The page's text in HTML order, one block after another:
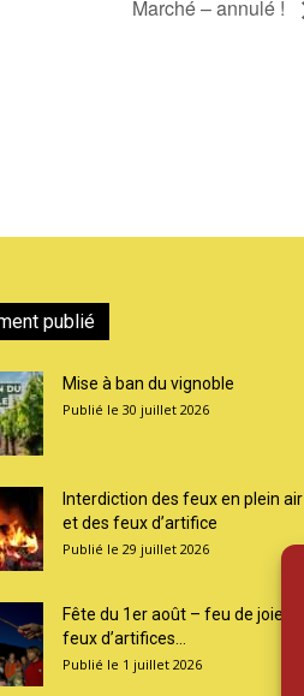
Marché – annulé !
publié
Mise à ban du vignoble
30 juillet 2026
Interdiction des feux en plein air
et des feux d’artifice
29 juillet 2026
Fête du 1er août – feu de joie et
feux d’artifices...
1 juillet 2026